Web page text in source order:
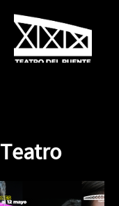
Teatro